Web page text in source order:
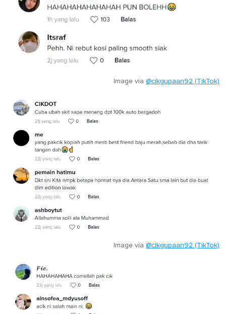
Image via @cikgupaan92 (TikTok)
Image via @cikgupaan92 (TikTok)